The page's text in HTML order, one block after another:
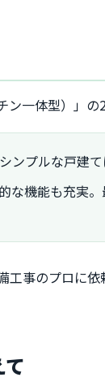
一体型）」の2
ンプルな戸建て
な機能も充実
事のプロに依